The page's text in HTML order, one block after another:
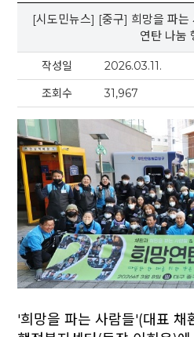
[시도민뉴스] [중구] 희망을 파는
연탄 나눔
작성일
2026.03.11.
조회수
31,967
'희망을 파는 사람들'(대표 채